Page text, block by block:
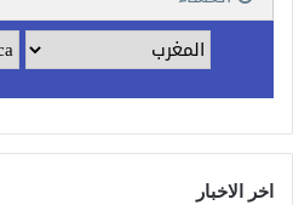
اخر الاخبار